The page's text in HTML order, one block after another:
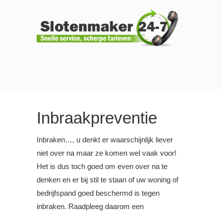
Inbraakpreventie
Inbraken…, u denkt er waarschijnlijk liever
niet over na maar ze komen wel vaak voor!
Het is dus toch goed om even over na te
denken en er bij stil te staan of uw woning of
bedrijfspand goed beschermd is tegen
inbraken. Raadpleeg daarom een